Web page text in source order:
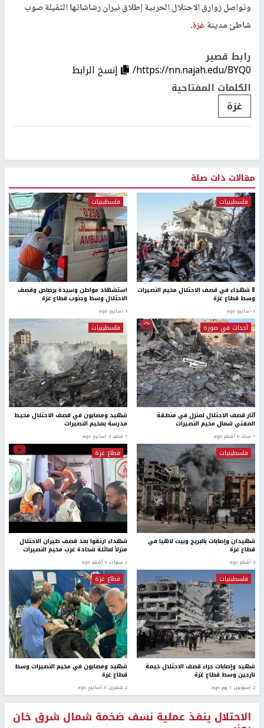
وتواصل زوارق الاحتلال الحربية إطلاق نيران رشاشاتها الثقيلة صوب
شاطئ مدينةغزة.
رابط قصير
https://nn.najah.edu/BYQ0/
إنسخ الرابط
الكلمات المفتاحية
غزة
مقالات ذات صلة
فلسطينيات
8 شهداء في قصف الاحتلال مخيم النصيرات
وسط قطاع غزة
3 أسابيع ago
فلسطينيات
استشهاد مواطن وسيدة برصاص وقصف
الاحتلال وسط وجنوب قطاع غزة
3 أسابيع ago
أحداث في صورة
آثار قصف الاحتلال لمنزل في منطقة
المفتي شمال مخيم النصيرات
1 سنة، 6 أشهر ago
فلسطينيات
شهيد ومصابون في قصف الاحتلال محيط
مدرسة بمخيم النصيرات
1 شهر، 3 أسابيع ago
فلسطينيات
شهيدان وإصابات بالبريج وبيت لاهيا في
قطاع غزة
3 أشهر ago
قطاع غزة
شهداء ارتقوا بعد قصف طيران الاحتلال
منزلاً لعائلة شحادة غرب مخيم النصيرات
2 سنوات، 9 أشهر ago
فلسطينيات
شهيد وإصابات جراء قصف الاحتلال خيمة
نازحين وسط قطاع غزة
2 أسبوعين، 1 يوم ago
قطاع غزة
شهيد ومصابون في مخيم النصيرات وسط
قطاع غزة
2 شهرين، 3 أسابيع ago
الاحتلال ينفذ عملية نسف ضخمة شمال شرق خان